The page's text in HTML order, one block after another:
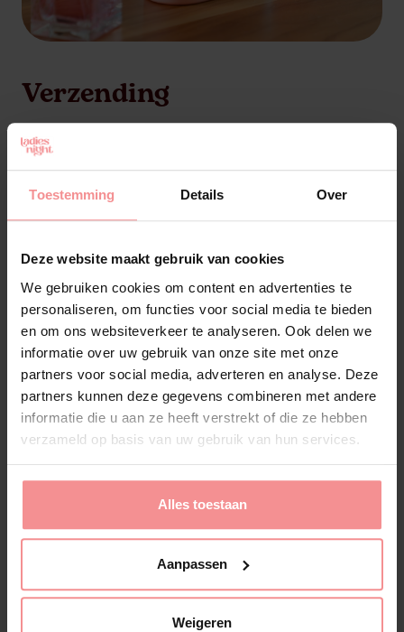
Toestemming Details Over
Deze website maakt gebruik van cookies
We gebruiken cookies om content en advertenties te
personaliseren, om functies voor social media te bieden
en om ons websiteverkeer te analyseren. Ook delen we
informatie over uw gebruik van onze site met onze
partners voor social media, adverteren en analyse. Deze
partners kunnen deze gegevens combineren met andere
informatie die u aan ze heeft verstrekt of die ze hebben
verzameld op basis van uw gebruik van hun services.
Alles toestaan
Aanpassen
Weigeren
Verzending
Wij zorgen ervoor dat alle bestellingen discreet
geleverd worden. Alles komt in een neutrale doos
afgesloten tasjes met de individuele bestellingen,
zodat de inhoud helemaal privé blijft.
Je kunt er echter voor kiezen jouw eigen bestelling
tegen een meerprijs bij jezelf te laten leveren:
Levering bij de gastvrouw: gratis
Rechtstreeks thuis laten leveren: + €7,50
Niet laten afleveren bij de buren: + €0,50
Avondlevering tussen 18.00 en 21.30 uur: + €2,50